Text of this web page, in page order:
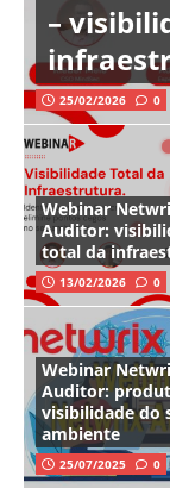
–
25/02/2026 0
Webinar
Auditor:
total da
13/02/2026 0
Webinar
Auditor:
visibilidade do
ambiente
25/07/2025 0